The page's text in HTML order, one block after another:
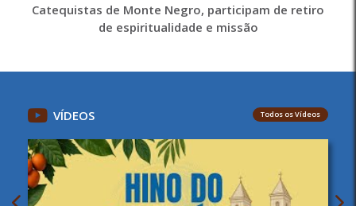
Catequistas de Monte Negro, participam de retiro
de espiritualidade e missão
VÍDEOS Todos os Vídeos